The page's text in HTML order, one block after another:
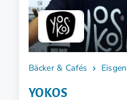
Bäcker & Cafés
YOKOS